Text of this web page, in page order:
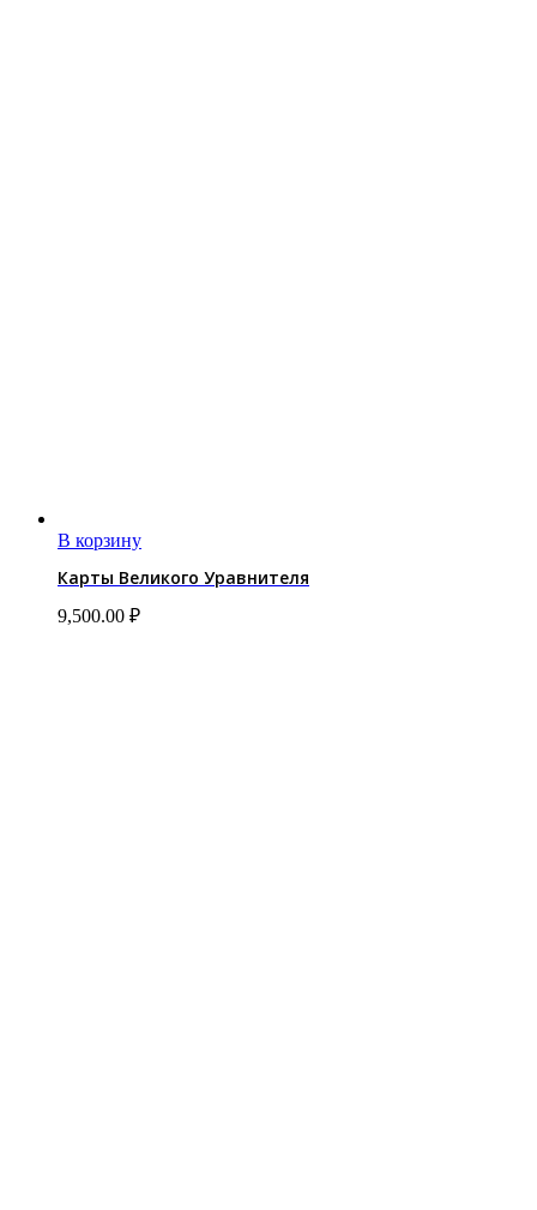
В корзину
Карты Великого Уравнителя
9,500.00 ₽